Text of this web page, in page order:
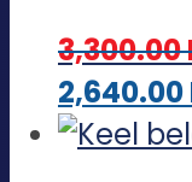
3,300.00
2,640.00